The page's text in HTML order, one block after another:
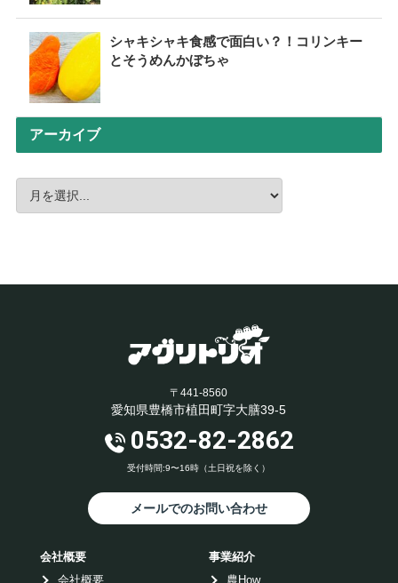
シャキシャキ食感で面白い？！コリンキー
とそうめんかぼちゃ
アーカイブ
〒441-8560
愛知県豊橋市植田町字大膳39-5
0532-82-2862
受付時間:9〜16時（土日祝を除く）
メールでのお問い合わせ
会社概要
会社概要
事業紹介
農How